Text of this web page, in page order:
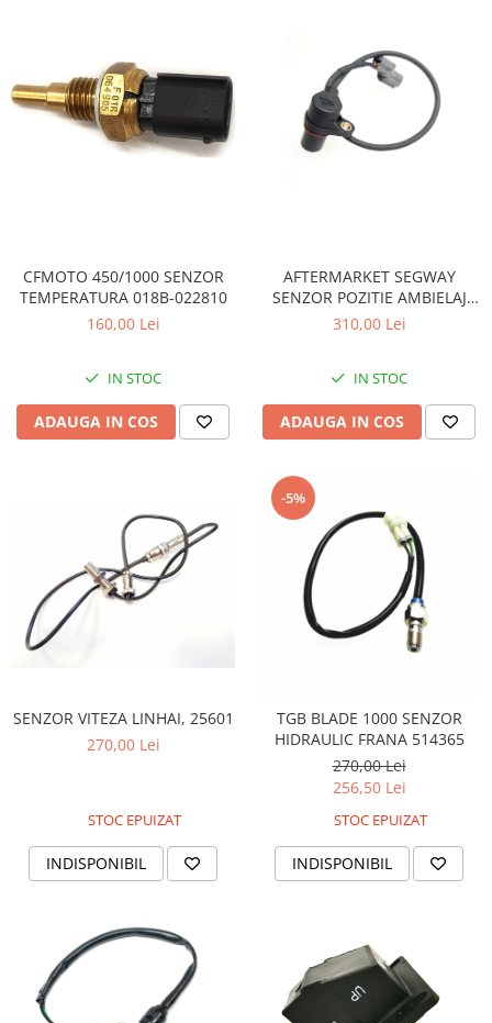
Robinet benzina
Sistem Alimentare
Sonda Combustibil
Aparatoare
Aripi
Masti
ventilator
TGB
CFMOTO 450/1000 SENZOR
TEMPERATURA 018B-022810
160,00 Lei
IN STOC
ADAUGA IN COS
AFTERMARKET SEGWAY
SENZOR POZITIE AMBIELAJ
(CPS) E01K00300001
310,00 Lei
IN STOC
ADAUGA IN COS
SENZOR VITEZA LINHAI, 25601
270,00 Lei
STOC EPUIZAT
INDISPONIBIL
-5%
TGB BLADE 1000 SENZOR
HIDRAULIC FRANA 514365
270,00 Lei
256,50 Lei
STOC EPUIZAT
INDISPONIBIL